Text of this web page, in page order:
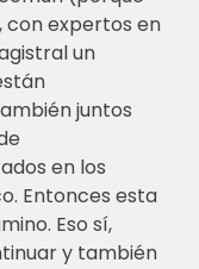
con expertos en
un
juntos
en los
Entonces esta
Eso sí,
y también